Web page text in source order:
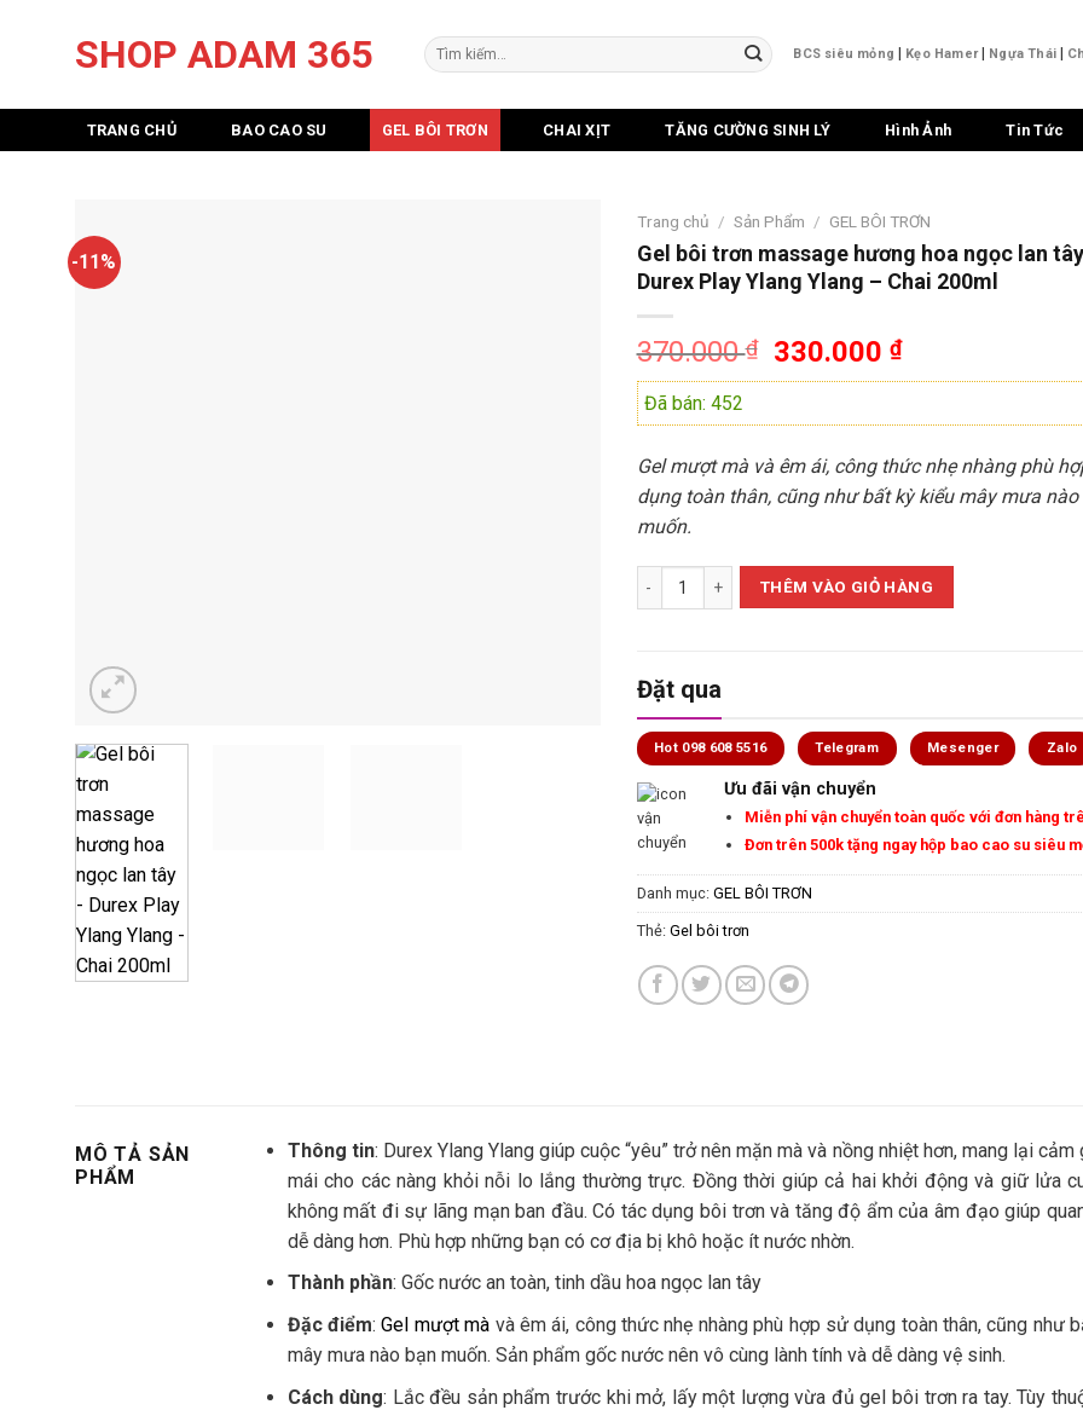
SHOP ADAM 365
Tìm
kiếm:
BCS siêu mỏng | Kẹo Hamer| Ngựa Thái |
TRANG CHỦ BAO CAO SU GEL BÔI TRƠN CHAI XỊT TĂNG CƯỜNG SINH LÝ Hình Ảnh Tin Tức
-11%
Trang chủ / Sản Phẩm / GEL BÔI TRƠN
Gel bôi trơn massage hương hoa ngọc lan
Durex Play Ylang Ylang – Chai 200ml
370.000₫
Giá
gốc
370.000 ₫.
330.000 ₫Giá
hiện
là:
330.000 ₫.
Đã bán: 452
Gel mượt mà và êm ái, công thức nhẹ nhàng phù
dụng toàn thân, cũng như bất kỳ kiểu mây mưa nào
muốn.
Gel bôi trơn massage hương hoa ngọc lan tây - Durex
THÊM VÀO GIỎ HÀNG
Đặt qua
Hot 098 608 5516 Telegram Mesenger Zalo
Ưu đãi vận chuyển
Miễn phí vận chuyển toàn quốc với đơn hàng
Đơn trên 500k tặng ngay hộp bao cao su siêu
Danh mục: GEL BÔI TRƠN
Thẻ: Gel bôi trơn
MÔ TẢ SẢN
PHẨM
Thông tin: Durex Ylang Ylang giúp cuộc “yêu” trở nên mặn mà và nồng nhiệt hơn, mang lại
mái cho các nàng khỏi nỗi lo lắng thường trực. Đồng thời giúp cả hai khởi động và giữ lửa
không mất đi sự lãng mạn ban đầu. Có tác dụng bôi trơn và tăng độ ẩm của âm đạo giúp
dễ dàng hơn. Phù hợp những bạn có cơ địa bị khô hoặc ít nước nhờn.
Thành phần: Gốc nước an toàn, tinh dầu hoa ngọc lan tây
Đặc điểm:Gel mượt mà và êm ái, công thức nhẹ nhàng phù hợp sử dụng toàn thân, cũng như
mây mưa nào bạn muốn. Sản phẩm gốc nước nên vô cùng lành tính và dễ dàng vệ sinh.
Cách dùng: Lắc đều sản phẩm trước khi mở, lấy một lượng vừa đủ gel bôi trơn ra tay. Tùy